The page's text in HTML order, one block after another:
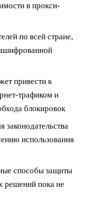
в прокси-
по всей стране,
привести к
трафиком и
блокировок
использования
способы защиты
решений пока не